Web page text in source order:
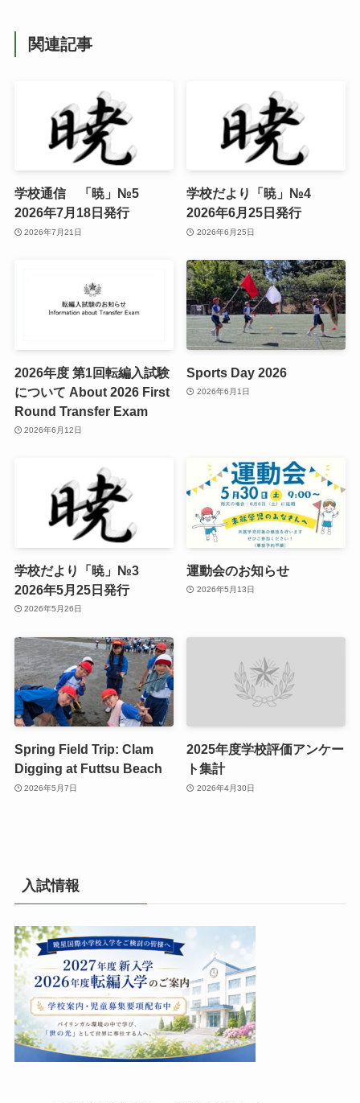
関連記事
学校通信 「暁」№5
2026年7月18日発行
2026年7月21日
学校だより「暁」№4
2026年6月25日発行
2026年6月25日
2026年度 第1回転編入試験
について About 2026 First
Round Transfer Exam
2026年6月12日
Sports Day 2026
2026年6月1日
学校だより「暁」№3
2026年5月25日発行
2026年5月26日
運動会のお知らせ
2026年5月13日
Spring Field Trip: Clam
Digging at Futtsu Beach
2026年5月7日
2025年度学校評価アンケー
ト集計
2026年4月30日
入試情報